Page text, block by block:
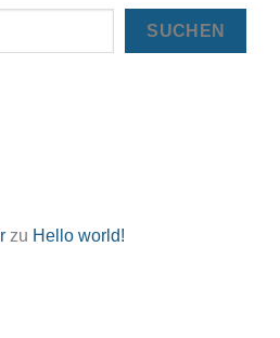
SUCHEN
zu Hello world!